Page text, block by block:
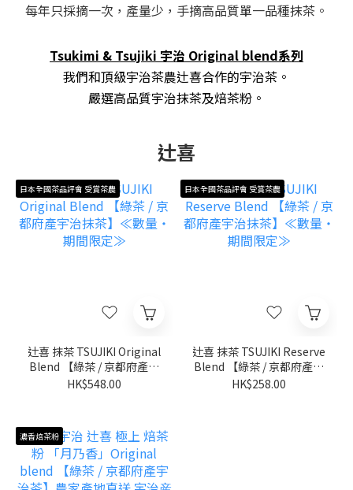
每年只採摘一次，產量少，手摘高品質單一品種抹茶。
Tsukimi & Tsujiki 宇治 Original blend系列
我們和頂級宇治茶農辻喜合作的宇治茶。
嚴選高品質宇治抹茶及焙茶粉 。
辻喜
日本全國茶品評會 受賞茶農
辻喜 抹茶 TSUJIKI Original
Blend 【綠茶 / 京都府產宇
治抹茶】≪數量・期間限定
HK$548.00
日本全國茶品評會 受賞茶農
辻喜 抹茶 TSUJIKI Reserve
Blend 【綠茶 / 京都府產宇
治抹茶】≪數量・期間限定
HK$258.00
濃香焙茶粉